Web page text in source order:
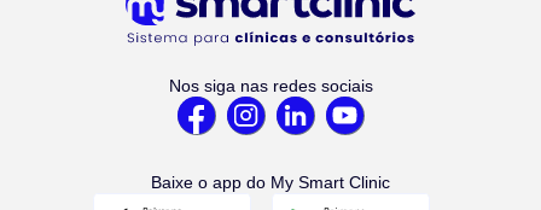
Nos siga nas redes sociais
Baixe o app do My Smart Clinic